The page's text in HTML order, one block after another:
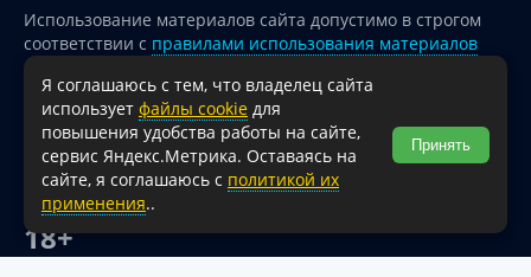
Использование материалов сайта допустимо в строгом
соответствии с правилами использования материалов
опубликованных на сайте
При перепечатке и использовании информации ссылка
на источник обязательна.
Для сайтов и страниц сети Интернет обязательна
активная гиперссылка на официальный интернет-портал
администрации Туапсинского муниципального округа.
18+
Я соглашаюсь с тем, что владелец сайта
использует файлы cookie для
повышения удобства работы на сайте,
сервис Яндекс.Метрика. Оставаясь на
сайте, я соглашаюсь с политикой их
применения..
Принять